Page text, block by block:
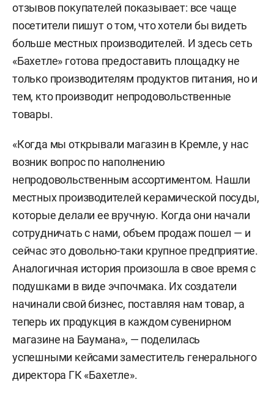
отзывов покупателей показывает: все чаще
посетители пишут о том, что хотели бы видеть
больше местных производителей. И здесь сеть
«Бахетле» готова предоставить площадку не
только производителям продуктов питания, но и
тем, кто производит непродовольственные
товары.
«Когда мы открывали магазин в Кремле, у нас
возник вопрос по наполнению
непродовольственным ассортиментом. Нашли
местных производителей керамической посуды,
которые делали ее вручную. Когда они начали
сотрудничать с нами, объем продаж пошел — и
сейчас это довольно-таки крупное предприятие.
Аналогичная история произошла в свое время с
подушками в виде эчпочмака. Их создатели
начинали свой бизнес, поставляя нам товар, а
теперь их продукция в каждом сувенирном
магазине на Баумана», — поделилась
успешными кейсами заместитель генерального
директора ГК «Бахетле».